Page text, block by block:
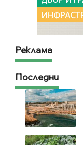
Реклама
Последни